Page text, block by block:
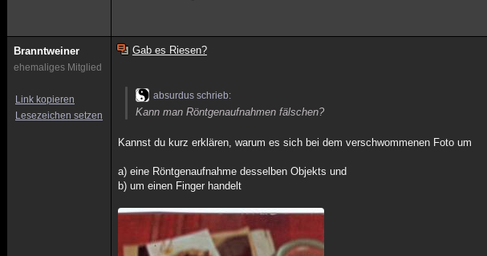
Branntweiner
ehemaliges Mitglied
Link kopieren
Lesezeichen setzen
Gab es Riesen?
absurdus schrieb:
Kann man Röntgenaufnahmen fälschen?
Kannst du kurz erklären, warum es sich bei dem verschwommenen Foto um
a) eine Röntgenaufnahme desselben Objekts und
b) um einen Finger handelt